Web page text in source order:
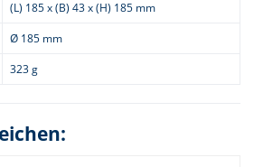
(L) 185 x (B) 43 x (H) 185 mm
Ø 185 mm
323 g